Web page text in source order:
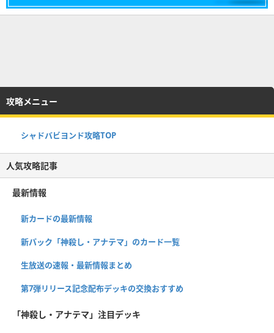
攻略メニュー
シャドバビヨンド攻略TOP
人気攻略記事
最新情報
新カードの最新情報
新パック「神殺し・アナテマ」のカード一覧
生放送の速報・最新情報まとめ
第7弾リリース記念配布デッキの交換おすすめ
「神殺し・アナテマ」注目デッキ